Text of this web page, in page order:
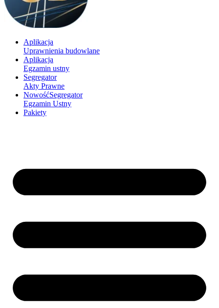
Aplikacja
Uprawnienia budowlane
Aplikacja
Egzamin ustny
Segregator
Akty Prawne
NowośćSegregator
Egzamin Ustny
Pakiety